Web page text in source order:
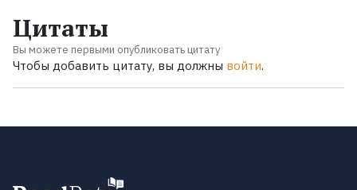
Цитаты
Вы можете первыми опубликовать цитату
Чтобы добавить цитату, вы должны войти.